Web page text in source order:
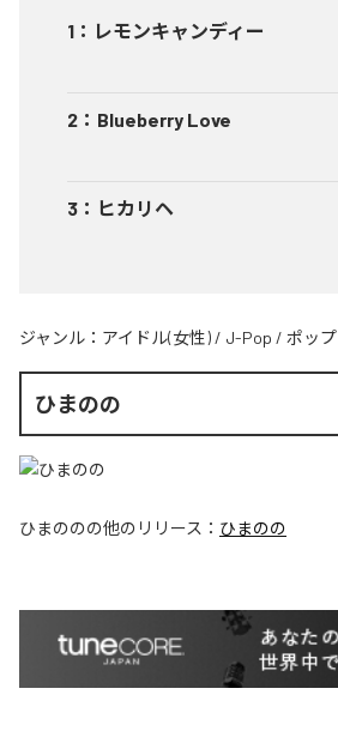
1 ： レモンキャンディー
2 ： Blueberry Love
3 ： ヒカリヘ
ジャンル： アイドル(女性) / J-Pop / ポップ
ひまのの
ひまののの他のリリース： ひまのの